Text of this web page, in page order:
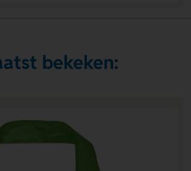
bekeken: